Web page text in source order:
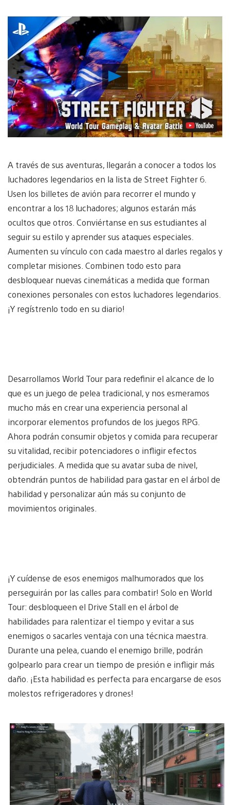
Reproducir
Video
A través de sus aventuras, llegarán a conocer a todos los
luchadores legendarios en la lista de Street Fighter 6.
Usen los billetes de avión para recorrer el mundo y
encontrar a los 18 luchadores; algunos estarán más
ocultos que otros. Conviértanse en sus estudiantes al
seguir su estilo y aprender sus ataques especiales.
Aumenten su vínculo con cada maestro al darles regalos y
completar misiones. Combinen todo esto para
desbloquear nuevas cinemáticas a medida que forman
conexiones personales con estos luchadores legendarios.
¡Y regístrenlo todo en su diario!
Desarrollamos World Tour para redefinir el alcance de lo
que es un juego de pelea tradicional, y nos esmeramos
mucho más en crear una experiencia personal al
incorporar elementos profundos de los juegos RPG.
Ahora podrán consumir objetos y comida para recuperar
su vitalidad, recibir potenciadores o infligir efectos
perjudiciales. A medida que su avatar suba de nivel,
obtendrán puntos de habilidad para gastar en el árbol de
habilidad y personalizar aún más su conjunto de
movimientos originales.
¡Y cuídense de esos enemigos malhumorados que los
perseguirán por las calles para combatir! Solo en World
Tour: desbloqueen el Drive Stall en el árbol de
habilidades para ralentizar el tiempo y evitar a sus
enemigos o sacarles ventaja con una técnica maestra.
Durante una pelea, cuando el enemigo brille, podrán
golpearlo para crear un tiempo de presión e infligir más
daño. ¡Esta habilidad es perfecta para encargarse de esos
molestos refrigeradores y drones!